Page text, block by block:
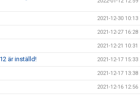
2021-12-30 10:13
2021-12-27 16:28
2021-12-21 10:31
är inställd! 2021-12-17 15:33
2021-12-17 13:38
2021-12-16 12:56